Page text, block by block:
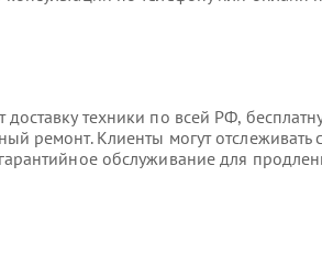
техники по всей РФ,
ремонт. Клиенты могут отслеживать
обслуживание для